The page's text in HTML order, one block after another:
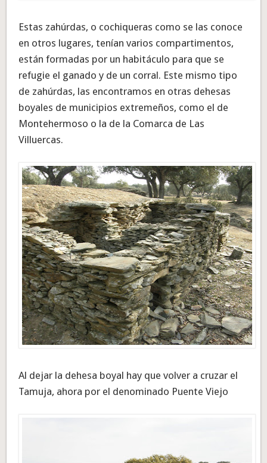
Estas zahúrdas, o cochiqueras como se las conoce
en otros lugares, tenían varios compartimentos,
están formadas por un habitáculo para que se
refugie el ganado y de un corral. Este mismo tipo
de zahúrdas, las encontramos en otras dehesas
boyales de municipios extremeños, como el de
Montehermoso o la de la Comarca de Las
Villuercas.
Al dejar la dehesa boyal hay que volver a cruzar el
Tamuja, ahora por el denominado Puente Viejo